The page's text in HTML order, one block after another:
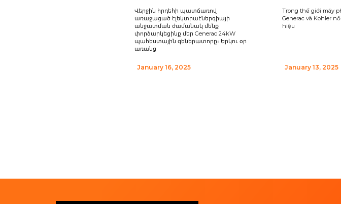
Վերջին հրդեհի պատճառով
առաջացած էլեկտրաէներգիայի
անջատման ժամանակ մենք
փորձարկեցինք մեր Generac 24kW
պահեստային գեներատորը։ Երկու օր
առանց
January 16, 2025
Trong thế giới máy
Generac và Kohler
hiệu
January 13, 2025